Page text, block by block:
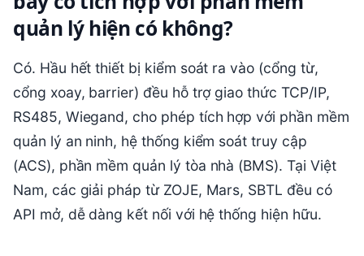
quản lý hiện có không?
Có. Hầu hết thiết bị kiểm soát ra vào (cổng từ,
cổng xoay, barrier) đều hỗ trợ giao thức TCP/IP,
RS485, Wiegand, cho phép tích hợp với phần mềm
quản lý an ninh, hệ thống kiểm soát truy cập
(ACS), phần mềm quản lý tòa nhà (BMS). Tại Việt
Nam, các giải pháp từ ZOJE, Mars, SBTL đều có
API mở, dễ dàng kết nối với hệ thống hiện hữu.